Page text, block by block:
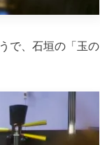
で、石垣の「玉の